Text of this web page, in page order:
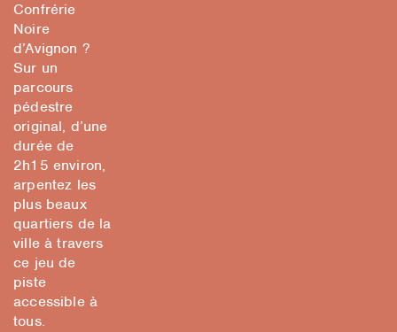
Confrérie
Noire
d’Avignon ?
Sur un
parcours
pédestre
original, d’une
durée de
2h15 environ,
arpentez les
plus beaux
quartiers de la
ville à travers
ce jeu de
piste
accessible à
tous.